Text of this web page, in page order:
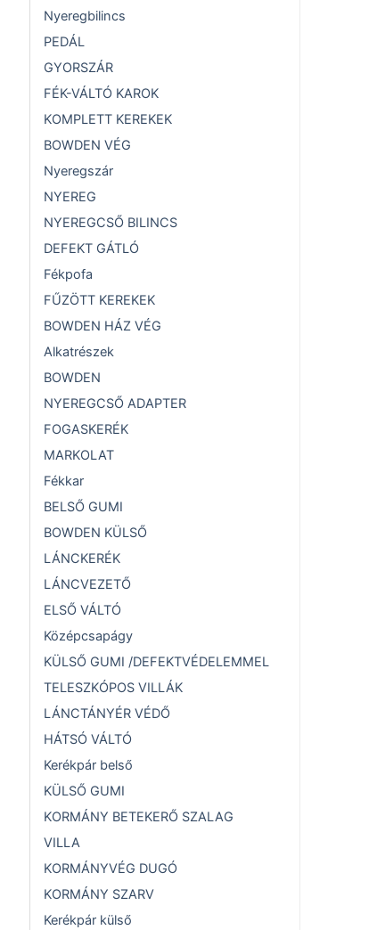
Nyeregbilincs
PEDÁL
GYORSZÁR
FÉK-VÁLTÓ KAROK
KOMPLETT KEREKEK
BOWDEN VÉG
Nyeregszár
NYEREG
NYEREGCSŐ BILINCS
DEFEKT GÁTLÓ
Fékpofa
FŰZÖTT KEREKEK
BOWDEN HÁZ VÉG
Alkatrészek
BOWDEN
NYEREGCSŐ ADAPTER
FOGASKERÉK
MARKOLAT
Fékkar
BELSŐ GUMI
BOWDEN KÜLSŐ
LÁNCKERÉK
LÁNCVEZETŐ
ELSŐ VÁLTÓ
Középcsapágy
KÜLSŐ GUMI /DEFEKTVÉDELEMMEL
TELESZKÓPOS VILLÁK
LÁNCTÁNYÉR VÉDŐ
HÁTSÓ VÁLTÓ
Kerékpár belső
KÜLSŐ GUMI
KORMÁNY BETEKERŐ SZALAG
VILLA
KORMÁNYVÉG DUGÓ
KORMÁNY SZARV
Kerékpár külső